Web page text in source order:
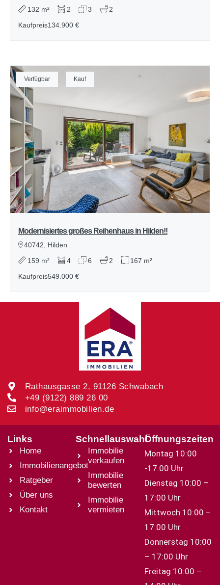
132 m² 2 3
2
Kaufpreis134.900 €
Verfügbar Kauf
Modernisiertes großes Reihenhaus in Hilden!!
40742, Hilden
159 m² 4 6 2
167 m²
Kaufpreis549.000 €
Rathausgasse 2, 91126 Schwabach
+49 (9122) 889 26 00
info@eraimmobilien.de
Links
Home
Immobilienangebot
Ratgeber
Über uns
Kontakt
Schnellauswahl
Immobilie
verkaufen
Immobilie
bewerten
Immobilie
vermieten
Öffnungszeiten
Montag 10:00
-17:00 Uhr
Dienstag 10:00 –
17:00 Uhr
Mittwoch 10:00 –
17:00 Uhr
Donnerstag 10:00
– 17:00 Uhr
Freitag 10:00 –